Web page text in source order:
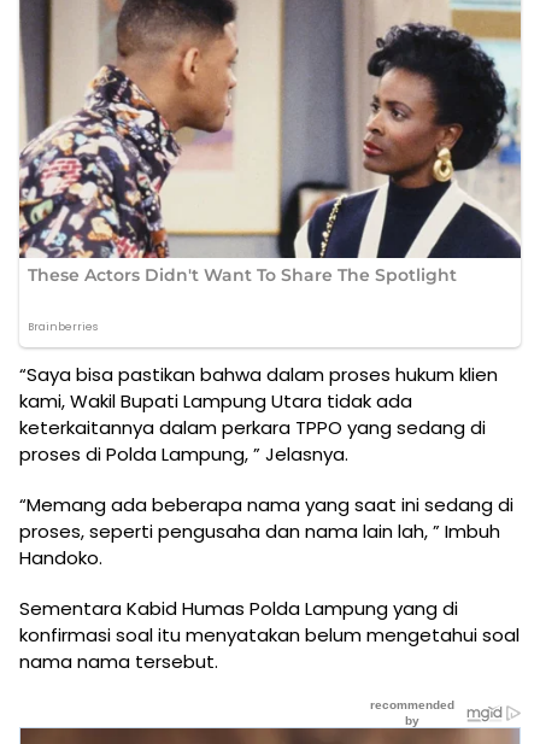
“Saya bisa pastikan bahwa dalam proses hukum klien
kami, Wakil Bupati Lampung Utara tidak ada
keterkaitannya dalam perkara TPPO yang sedang di
proses di Polda Lampung, ” Jelasnya.
“Memang ada beberapa nama yang saat ini sedang di
proses, seperti pengusaha dan nama lain lah, ” Imbuh
Handoko.
Sementara Kabid Humas Polda Lampung yang di
konfirmasi soal itu menyatakan belum mengetahui soal
nama nama tersebut.